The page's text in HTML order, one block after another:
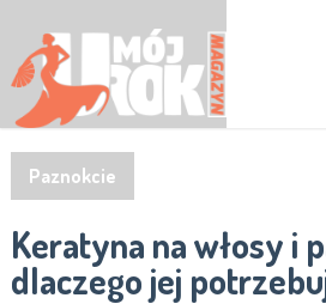
Paznokcie
Keratyna na włosy i
dlaczego jej